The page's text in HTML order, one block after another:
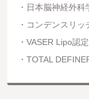
日本脳神経外科
コンデンスリッ
VASER Lipo認
TOTAL